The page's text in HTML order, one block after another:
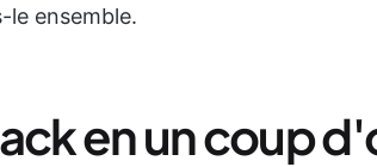
le ensemble.
en un coup